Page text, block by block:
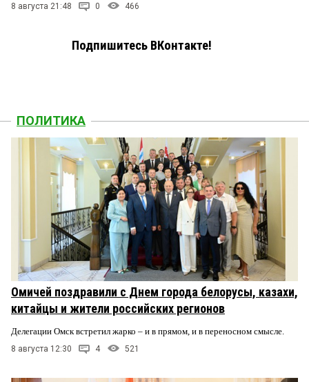
8 августа 21:48 0 466
Подпишитесь ВКонтакте!
ПОЛИТИКА
Омичей поздравили с Днем города белорусы, казахи,
китайцы и жители российских регионов
Делегации Омск встретил жарко – и в прямом, и в переносном смысле.
8 августа 12:30 4 521